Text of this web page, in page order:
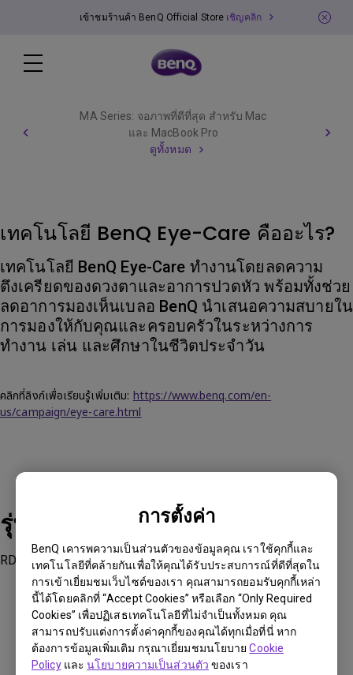
การตั้งค่า
BenQ เคารพความเป็นส่วนตัวของข้อมูลคุณ เราใช้คุกกี้และ
เทคโนโลยีที่คล้ายกันเพื่อให้คุณได้รับประสบการณ์ที่ดีที่สุดใน
การเข้าเยี่ยมชมเว็บไซต์ของเรา คุณสามารถยอมรับคุกกี้เหล่า
นี้ได้โดยคลิกที่ “Accept Cookies” หรือเลือก “Only Required
Cookies” เพื่อปฏิเสธเทคโนโลยีที่ไม่จำเป็นทั้งหมด คุณ
สามารถปรับแต่งการตั้งค่าคุกกี้ของคุณได้ทุกเมื่อที่นี่ หาก
ต้องการข้อมูลเพิ่มเติม กรุณาเยี่ยมชมนโยบายCookie
Policyและนโยบายความเป็นส่วนตัว ของเรา
เข้าชมร้านค้า BenQ Official Store เชิญคลิก
MA Series: จอภาพที่ดีที่สุด สำหรับ Mac
และ MacBook Pro
ดูทั้งหมด
เทคโนโลยี BenQ Eye-Care คืออะไร?
เทคโนโลยี BenQ Eye-Care ทำงานโดยลดความ
ตึงเครียดของดวงตาและอาการปวดหัว พร้อมทั้งช่วย
ลดอาการมองเห็นเบลอ BenQ นำเสนอความสบายใน
การมองให้กับคุณและครอบครัวในระหว่างการ
ทำงาน เล่น และศึกษาในชีวิตประจำวัน
คลิกที่ลิงก์เพื่อเรียนรู้เพิ่มเติม: https://www.benq.com/en-
us/campaign/eye-care.html
รุ่นที่รองรับ
RD320UA, RD240Q, RD280U, RD280UA, RD320U
ข้อมูลเหล่านี้เป็นประโยชน์หรือไม่?